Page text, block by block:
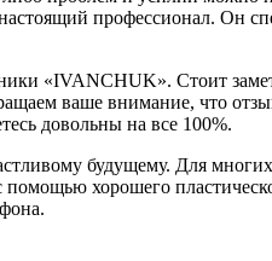
профессионал. Он
«IVANCHUK». Стоит
ваше внимание, что
довольны на все 100%.
будущему. Для
хорошего